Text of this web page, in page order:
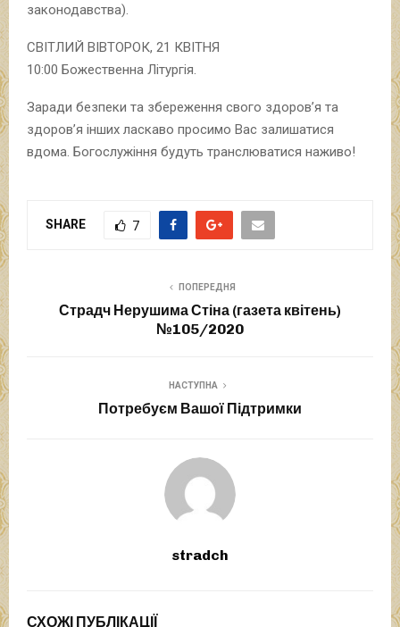
законодавства).
СВІТЛИЙ ВІВТОРОК, 21 КВІТНЯ
10:00 Божественна Літургія.
Заради безпеки та збереження свого здоров’я та
здоров’я інших ласкаво просимо Вас залишатися
вдома. Богослужіння будуть транслюватися наживо!
SHARE 7
ПОПЕРЕДНЯ
Страдч Нерушима Стіна (газета квітень)
№105/2020
НАСТУПНА
Потребуєм Вашої Підтримки
stradch
СХОЖІ ПУБЛІКАЦІЇ